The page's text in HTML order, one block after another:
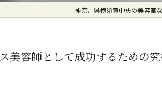
神奈川県横須賀中央の美容室
美容師として成功するための